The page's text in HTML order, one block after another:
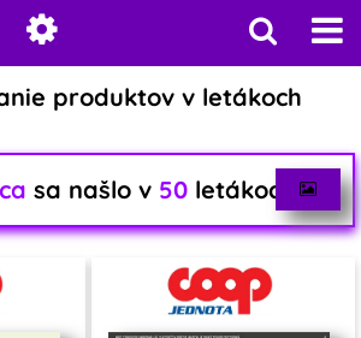
produktov v letákoch
sa našlo v 50 letákoch